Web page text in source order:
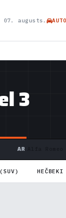
augusts.
3
AR
HEČBEKI